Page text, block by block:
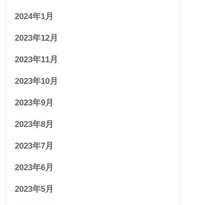
2024年1月
2023年12月
2023年11月
2023年10月
2023年9月
2023年8月
2023年7月
2023年6月
2023年5月